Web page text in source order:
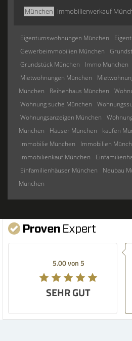
München Immobilienverkauf
Eigentumswohnungen München
Gewerbeimmobilien München
Grundstück München
Immo München
Mietwohnungen München
München
Reihenhaus München
Wohnung suche München
Wohnungsanzeigen München
München
Häuser München kaufen
Immobilie München
Immobilien
Immobilienkauf München
Einfamilienhäuser München
Neubau
München
5.00 von 5
SEHR GUT